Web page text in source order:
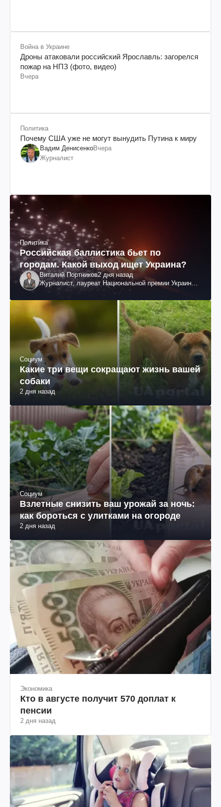
Война в Украине
Дроны атаковали российский Ярославль: загорелся
пожар на НПЗ (фото, видео)
Вчера
Политика
Почему США уже не могут вынудить Путина к миру
Вадим ДенисенкоВчера
Журналист
Политика
Российская баллистика бьет по
городам. Какой выход ищет Украина?
Виталий Портников2 дня назад
Журналист, лауреат Национальной премии Украины
Социум
Какие три вещи сокращают жизнь вашей
собаки
2 дня назад
Социум
Взлетные снизить ваш урожай за ночь:
как бороться с улитками на огороде
2 дня назад
Экономика
Кто в августе получит 570 доплат к
пенсии
2 дня назад